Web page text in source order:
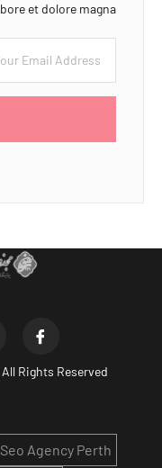
et dolore magna
Rights Reserved
Seo Agency Perth